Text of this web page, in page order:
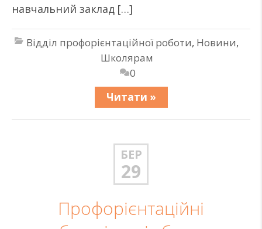
навчальний заклад […]
Відділ профорієнтаційної роботи, Новини,
Школярам
0
Читати »
БЕР
29
Профорієнтаційні